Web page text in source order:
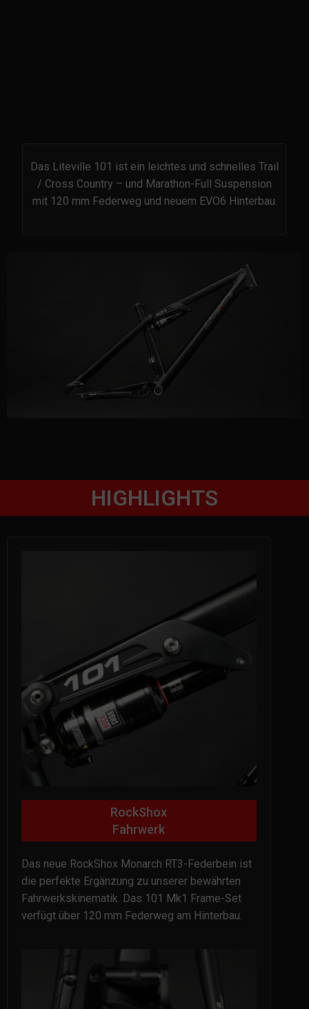
Das Liteville 101 ist ein leichtes und schnelles Trail
/ Cross Country – und Marathon-Full Suspension
mit 120 mm Federweg und neuem EVO6 Hinterbau.
HIGHLIGHTS
RockShox
Fahrwerk
Das neue RockShox Monarch RT3-Federbein ist
die perfekte Ergänzung zu unserer bewährten
Fahrwerkskinematik. Das 101 Mk1 Frame-Set
verfügt über 120 mm Federweg am Hinterbau.